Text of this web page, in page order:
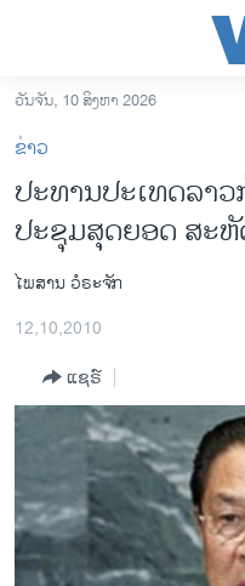
ເຂົ້າ
ຫາ
ຂ້າມ
ຂ້າມ
ຫາ
ຊອກ
ຄົ້ນ
ອາເມຣິກາ
ການເລືອກຕັ້ງ ປະທານາທີບໍດີ
ໂລກ
ເອເຊຍ
ອິດສະຫຼະພາບດ້ານການຂ່າວ
ຊີວິດຊາວລາວ
ຊຸມຊົນຊາວລາວ
ວິທະຍາສາດ-ເທັກໂນໂລຈີ
ວັນຈັນ, 10 ສິງຫາ 2026
ຂ່າວ
ປະທານປະເທດລາ
ປະຊຸມສຸດຍອດ ສະ
ໄພສານ ວໍຣະຈັກ
12,10,2010
ແຊຣ໌